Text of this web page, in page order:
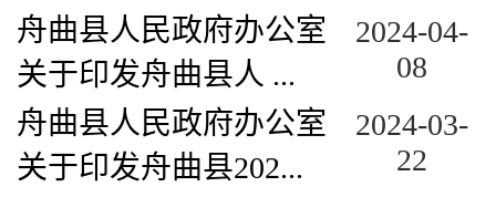
舟曲县人民政府办公室
关于印发舟曲县人 ...
2024-04-
08
舟曲县人民政府办公室
关于印发舟曲县202...
2024-03-
22